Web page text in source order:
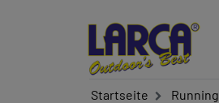
Startseite